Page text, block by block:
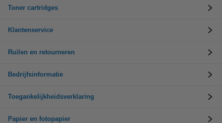
Toner cartridges
Klantenservice
Ruilen en retourneren
Bedrijfsinformatie
Toegankelijkheidsverklaring
Papier en fotopapier